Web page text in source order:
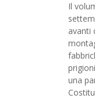
Il
avanti
una